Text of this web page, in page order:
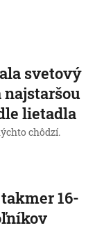
svetový
najstaršou
lietadla
chôdzí.
16-